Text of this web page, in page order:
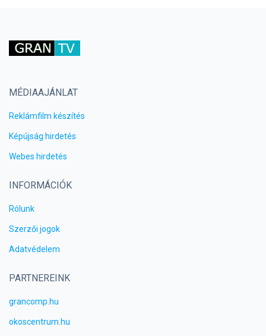
MÉDIAAJÁNLAT
Reklámfilm készítés
Képújság hirdetés
Webes hirdetés
INFORMÁCIÓK
Rólunk
Szerzői jogok
Adatvédelem
PARTNEREINK
grancomp.hu
okoscentrum.hu